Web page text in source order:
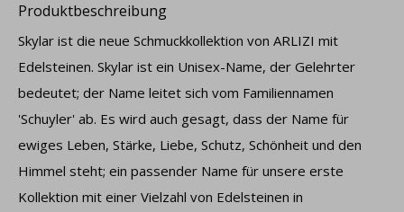
Produktbeschreibung
Skylar ist die neue Schmuckkollektion von ARLIZI mit
Edelsteinen. Skylar ist ein Unisex-Name, der Gelehrter
bedeutet; der Name leitet sich vom Familiennamen
'Schuyler' ab. Es wird auch gesagt, dass der Name für
ewiges Leben, Stärke, Liebe, Schutz, Schönheit und den
Himmel steht; ein passender Name für unsere erste
Kollektion mit einer Vielzahl von Edelsteinen in